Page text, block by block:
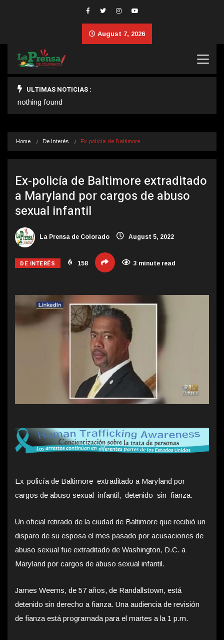
August 7, 2026
ULTIMAS NOTICIAS :
nothing found
Home De Interés Ex-policía de Baltimore…
Ex-policía de Baltimore extraditado
a Maryland por cargos de abuso
sexual infantil
La Prensa de Colorado August 5, 2022
DE INTERÉS 158 3 minute read
Ex-policía de Baltimore extraditado a Maryland por
cargos de abuso sexual infantil, detenido sin fianza.
Un oficial retirado de la ciudad de Baltimore que recibió un
disparo de su esposa el mes pasado por acusaciones de
abuso sexual fue extraditado de Washington, D.C. a
Maryland por cargos de abuso sexual infantil.
James Weems, de 57 años, de Randallstown, está
detenido sin derecho a fianza. Una audiencia de revisión
de fianza está programada para el martes a la 1 p.m.